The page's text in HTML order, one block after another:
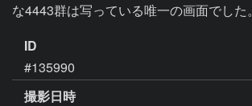
な4443群は写っている唯一の画面でした。
ID
#135990
撮影日時